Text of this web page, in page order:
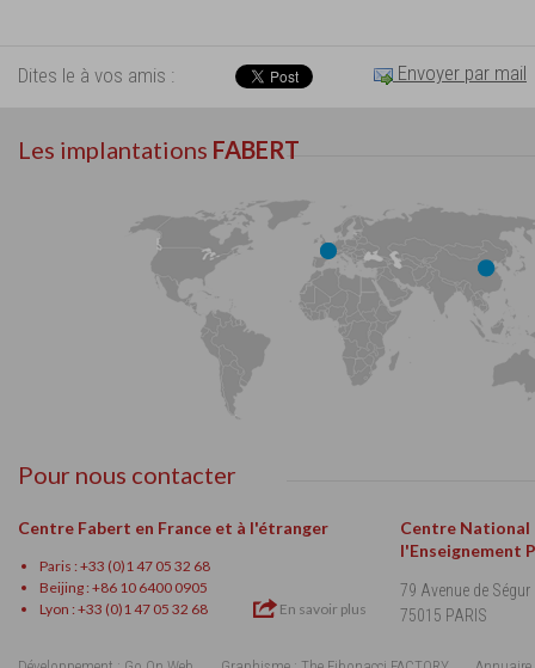
Dites le à vos amis : Envoyer par mail
Les implantations FABERT
Pour nous contacter
Centre Fabert en France et à l'étranger
Paris : +33 (0)1 47 05 32 68
Beijing : +86 10 6400 0905
Lyon : +33 (0)1 47 05 32 68
En savoir plus
Centre National
l'Enseignement
79 Avenue de Ségur
75015 PARIS